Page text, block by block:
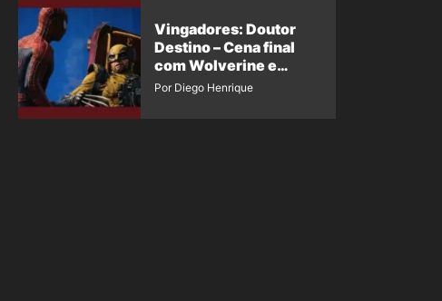
Vingadores: Doutor
Destino – Cena final
com Wolverine e
Homem-Aranha de
Por Diego Henrique